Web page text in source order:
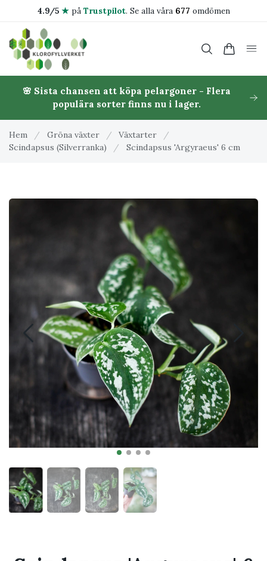
4.9/5 ★på Trustpilot. Se alla våra 677 omdömen
🌸 Sista chansen att köpa pelargoner - Flera
populära sorter finns nu i lager.
Hem / Gröna växter / Växtarter
/
Scindapsus (Silverranka)
/ Scindapsus 'Argyraeus' 6 cm